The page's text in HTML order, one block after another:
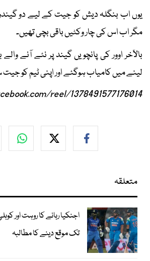
یوں اب بنگلہ دیش کو جیت کے لیے دو
مگر اب اس کی چار وکٹیں باقی بچی تھیں۔
بالآخر اوور کی پانچویں گیند پر نئے آنے
لینے میں کامیاب ہوگئے اور اپنی ٹیم کو جیت
reel/1378491577176014
متعلقہ
تک موقع دینے کا مطالبہ